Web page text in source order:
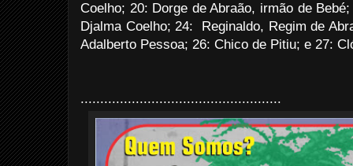
Coelho; 20: Dorge de Abraão, irmão de
Djalma Coelho; 24: Reginaldo, Regim de
Adalberto Pessoa; 26: Chico de Pitiu; e 27:
...................................................